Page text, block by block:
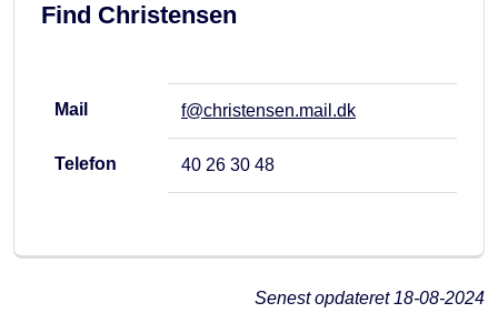
Find Christensen
Mail f@christensen.mail.dk
Telefon 40 26 30 48
Senest opdateret 18-08-2024